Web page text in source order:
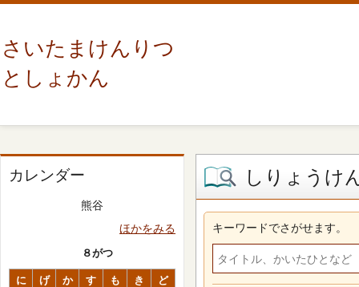
さいたまけんりつ
としょかん
カレンダー
熊谷
ほかをみる
８がつ
に
げ
か
す
も
き
ど
しりょうけ
キーワードでさがせます。